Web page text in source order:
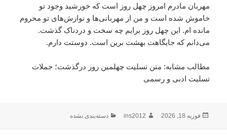
مهربان مادرم امروز چهل روز است که خورشید وجود تو
خاموش شده است و من از مهربانی‌ها و نوازش‌های تو محروم
مانده ام. این چهل روز برایم چه سخت و دردناک گذشت.
می‌دانم که جایگاهت بهشت برین است. دوستت دارم.
مطالب مشابه: متن تسلیت چهلمین روز درگذشت؛ جملات
تسلیت ادبی و رسمی
ارسال
فوریه 18, 2026 نویسنده
ins2012 دسته‌ها
دسته‌بندی نشده